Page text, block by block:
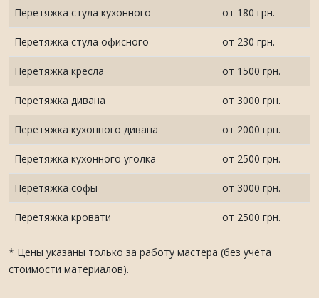
Перетяжка стула кухонного от 180 грн.
Перетяжка стула офисного от 230 грн.
Перетяжка кресла от 1500 грн.
Перетяжка дивана от 3000 грн.
Перетяжка кухонного дивана от 2000 грн.
Перетяжка кухонного уголка от 2500 грн.
Перетяжка софы от 3000 грн.
Перетяжка кровати от 2500 грн.
* Цены указаны только за работу мастера (без учёта
стоимости материалов).